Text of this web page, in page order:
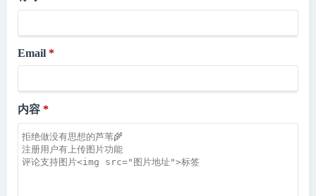
Email
内容